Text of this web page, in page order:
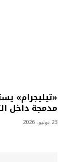
«تيليجرام»
مدمجة داخل
23 يوليو، 2026